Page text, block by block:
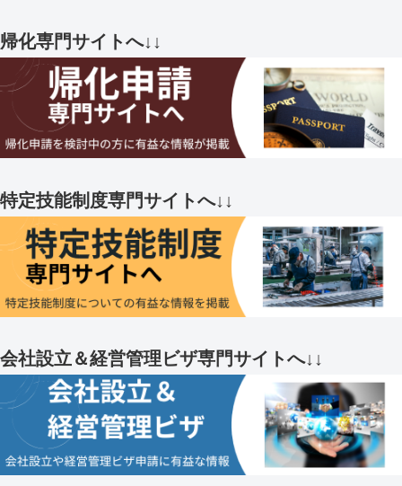
帰化専門サイトへ↓↓
特定技能制度専門サイトへ↓↓
会社設立＆経営管理ビザ専門サイトへ↓↓